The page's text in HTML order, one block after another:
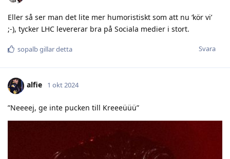
Eller så ser man det lite mer humoristiskt som att nu ‘kör vi’
;-), tycker LHC levererar bra på Sociala medier i stort.
Svara
sopalbgillar detta
alfie 1 okt 2024
”Neeeej, ge inte pucken till Kreeeüüü”